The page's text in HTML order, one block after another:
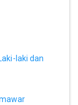
laki dan